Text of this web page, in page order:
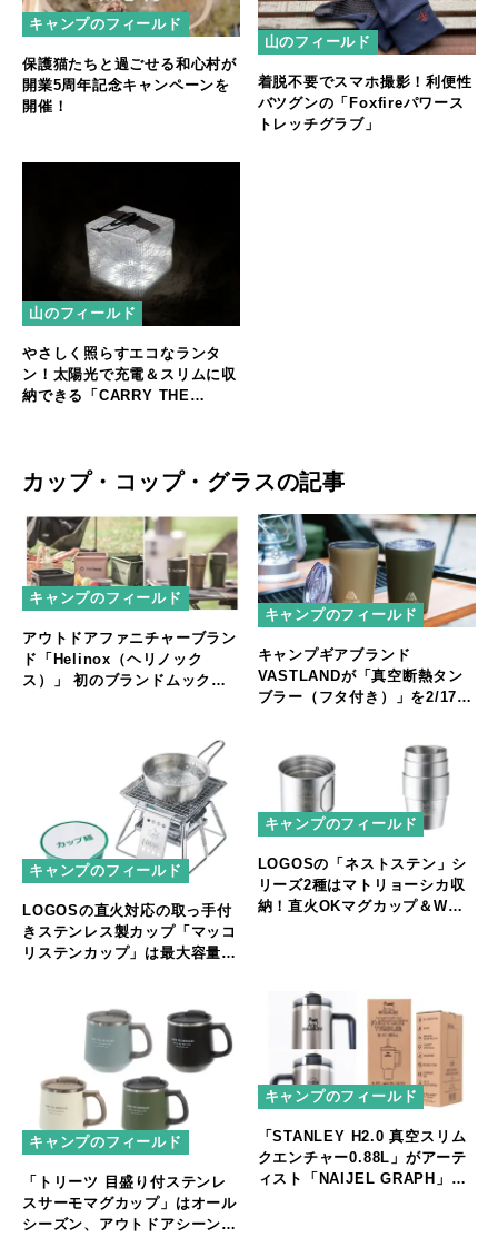
キャンプのフィールド
保護猫たちと過ごせる和心村が
開業5周年記念キャンペーンを
開催！
山のフィールド
着脱不要でスマホ撮影！利便性
バツグンの「Foxfireパワース
トレッチグラブ」
山のフィールド
やさしく照らすエコなランタ
ン！太陽光で充電＆スリムに収
納できる「CARRY THE
カップ・コップ・グラスの記事
キャンプのフィールド
アウトドアファニチャーブラン
ド「Helinox（ヘリノック
ス）」 初のブランドムックが
キャンプのフィールド
キャンプギアブランド
VASTLANDが「真空断熱タン
ブラー（フタ付き）」を2/17に
キャンプのフィールド
LOGOSの直火対応の取っ手付
きステンレス製カップ「マッコ
リステンカップ」は最大容量
キャンプのフィールド
LOGOSの「ネストステン」シ
リーズ2種はマトリョーシカ収
納！直火OKマグカップ＆Wス
キャンプのフィールド
「トリーツ 目盛り付ステンレ
スサーモマグカップ」はオール
シーズン、アウトドアシーンで
キャンプのフィールド
「STANLEY H2.0 真空スリム
クエンチャー0.88L」がアーテ
ィスト「NAIJEL GRAPH」と